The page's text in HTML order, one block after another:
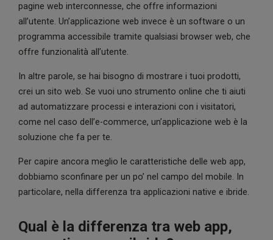
pagine web interconnesse, che offre informazioni
all’utente. Un’applicazione web invece è un software o un
programma accessibile tramite qualsiasi browser web, che
offre funzionalità all’utente.
In altre parole, se hai bisogno di mostrare i tuoi prodotti,
crei un sito web. Se vuoi uno strumento online che ti aiuti
ad automatizzare processi e interazioni con i visitatori,
come nel caso dell’e-commerce, un’applicazione web è la
soluzione che fa per te.
Per capire ancora meglio le caratteristiche delle web app,
dobbiamo sconfinare per un po’ nel campo del mobile. In
particolare, nella differenza tra applicazioni native e ibride.
Qual è la differenza tra web app,